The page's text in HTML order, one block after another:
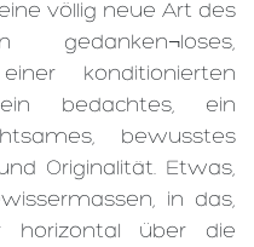
völlig neue Art des
konditionierten
bedachtes, ein
bewusstes
Originalität. Etwas,
in das,
über die